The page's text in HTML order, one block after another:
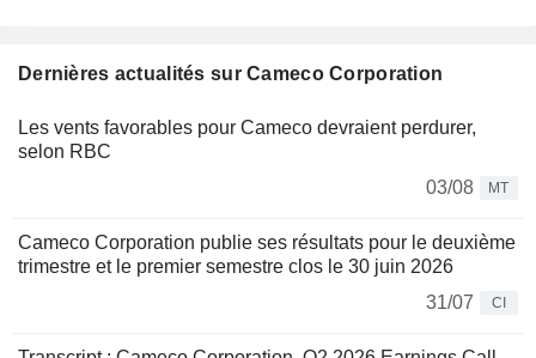
Dernières actualités sur Cameco Corporation
Les vents favorables pour Cameco devraient perdurer,
selon RBC
03/08
MT
Cameco Corporation publie ses résultats pour le deuxième
trimestre et le premier semestre clos le 30 juin 2026
31/07
CI